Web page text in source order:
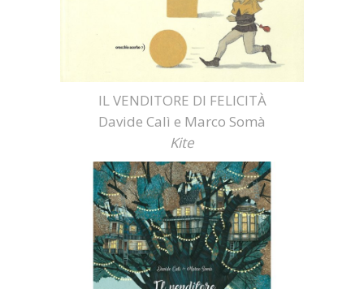
IL VENDITORE DI FELICITÀ
Davide Calì e Marco Somà
Kite